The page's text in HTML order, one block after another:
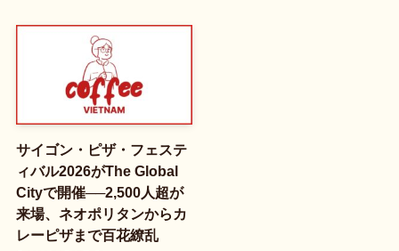
サイゴン・ピザ・フェステ
ィバル2026がThe Global
Cityで開催──2,500人超が
来場、ネオポリタンからカ
レーピザまで百花繚乱